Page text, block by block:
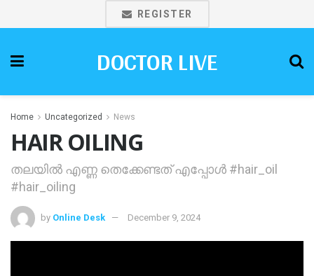
REGISTER
DOCTOR LIVE
Home Uncategorized News
HAIR OILING
തലയിൽ എണ്ണ തെക്കേണ്ടത് എപ്പോൾ #hair_oil
#hair_oiling
by Online Desk December 9, 2024